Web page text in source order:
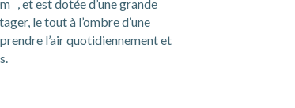
, et est dotée d’une grande
le tout à l’ombre d’une
l’air quotidiennement et